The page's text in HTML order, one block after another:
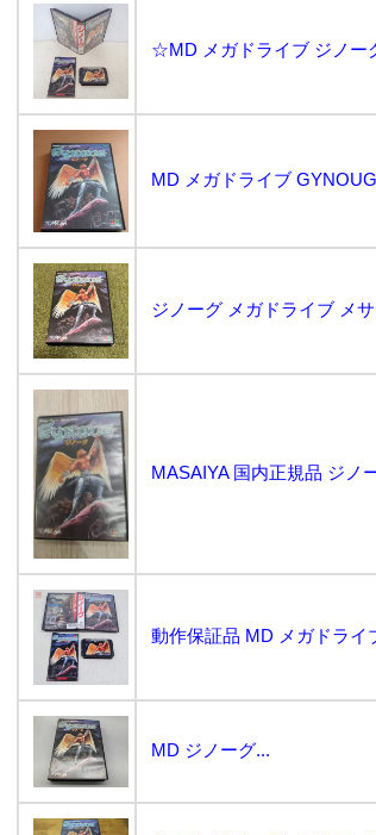
☆MD メガドライブ ジノー
MD メガドライブ
ジノーグ メガドライブ メ
MD ジノーグ...